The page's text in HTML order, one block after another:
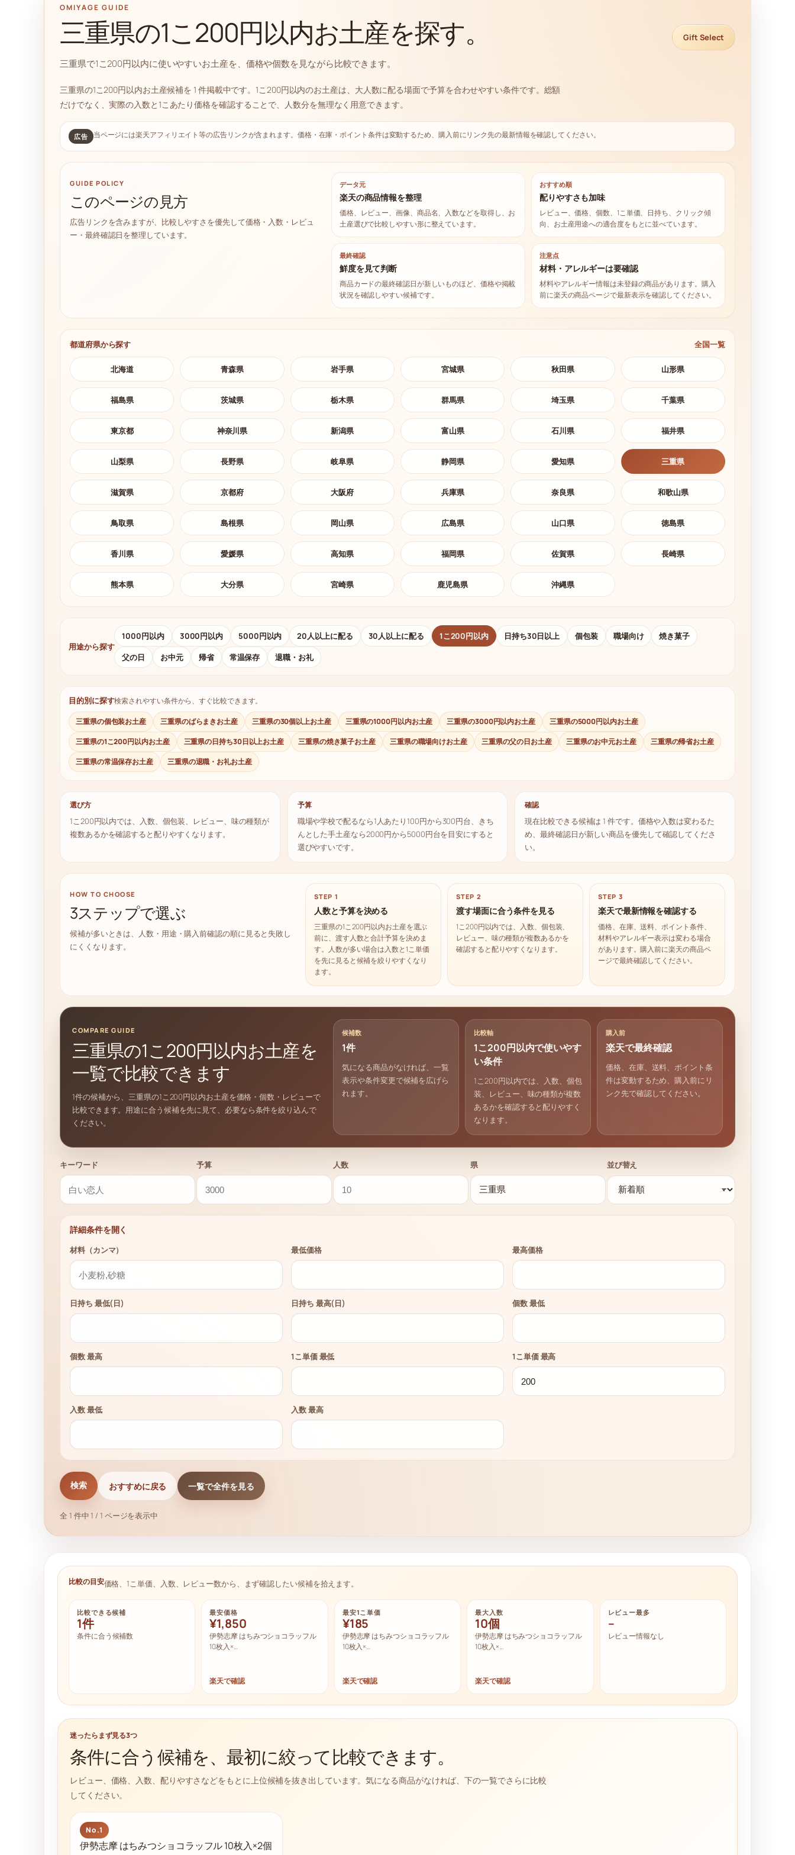
OMIYAGE GUIDE
三重県の1こ200円以内お土産を探す。
三重県で1こ200円以内に使いやすいお土産を、価格や個数を見ながら比較できます。
Gift Select
三重県の1こ200円以内お土産候補を 1 件掲載中です。1こ200円以内のお土産は、大人数に配る場面で予算を合わせやすい条件です。総額
だけでなく、実際の入数と1こあたり価格を確認することで、人数分を無理なく用意できます。
広告 当ページには楽天アフィリエイト等の広告リンクが含まれます。価格・在庫・ポイント条件は変動するため、購入前にリンク先の最新情報を確認してください。
GUIDE POLICY
このページの見方
広告リンクを含みますが、比較しやすさを優先して価格・入数・レビュ
ー・最終確認日を整理しています。
データ元
楽天の商品情報を整理
価格、レビュー、画像、商品名、入数などを取得し、お
土産選びで比較しやすい形に整えています。
おすすめ順
配りやすさも加味
レビュー、価格、個数、1こ単価、日持ち、クリック傾
向、お土産用途への適合度をもとに並べています。
最終確認
鮮度を見て判断
商品カードの最終確認日が新しいものほど、価格や掲載
状況を確認しやすい候補です。
注意点
材料・アレルギーは要確認
材料やアレルギー情報は未登録の商品があります。購入
前に楽天の商品ページで最新表示を確認してください。
都道府県から探す 全国一覧
北海道 青森県 岩手県 宮城県 秋田県 山形県
福島県 茨城県 栃木県 群馬県 埼玉県 千葉県
東京都 神奈川県 新潟県 富山県 石川県 福井県
山梨県 長野県 岐阜県 静岡県 愛知県 三重県
滋賀県 京都府 大阪府 兵庫県 奈良県 和歌山県
鳥取県 島根県 岡山県 広島県 山口県 徳島県
香川県 愛媛県 高知県 福岡県 佐賀県 長崎県
熊本県 大分県 宮崎県 鹿児島県 沖縄県
用途から探す
1000円以内 3000円以内 5000円以内 20人以上に配る 30人以上に配る 1こ200円以内 日持ち30日以上 個包装 職場向け
焼き菓子
父の日
お中元 帰省 常温保存 退職・お礼
目的別に探す検索されやすい条件から、すぐ比較できます。
三重県の個包装お土産 三重県のばらまきお土産 三重県の30個以上お土産 三重県の1000円以内お土産 三重県の3000円以内お土産
三重県の5000円以内お土産
三重県の1こ200円以内お土産
三重県の日持ち30日以上お土産 三重県の焼き菓子お土産 三重県の職場向けお土産 三重県の父の日お土産 三重県のお中元お土産
三重県の帰省お土産
三重県の常温保存お土産
三重県の退職・お礼お土産
選び方
1こ200円以内では、入数、個包装、レビュー、味の種類が
複数あるかを確認すると配りやすくなります。
予算
職場や学校で配るなら1人あたり100円から300円台、きち
んとした手土産なら2000円から5000円台を目安にすると
選びやすいです。
確認
現在比較できる候補は 1 件です。価格や入数は変わるた
め、最終確認日が新しい商品を優先して確認してくださ
い。
HOW TO CHOOSE
3ステップで選ぶ
候補が多いときは、人数・用途・購入前確認の順に見ると失敗し
にくくなります。
STEP 1
人数と予算を決める
三重県の1こ200円以内お土産を選ぶ
前に、渡す人数と合計予算を決めま
す。人数が多い場合は入数と1こ単価
を先に見ると候補を絞りやすくなり
ます。
STEP 2
渡す場面に合う条件を見る
1こ200円以内では、入数、個包装、
レビュー、味の種類が複数あるかを
確認すると配りやすくなります。
STEP 3
楽天で最新情報を確認する
価格、在庫、送料、ポイント条件、
材料やアレルギー表示は変わる場合
があります。購入前に楽天の商品ペ
ージで最終確認してください。
COMPARE GUIDE
三重県の1こ200円以内お土産を
一覧で比較できます
1件の候補から、三重県の1こ200円以内お土産を価格・個数・レビューで
比較できます。用途に合う候補を先に見て、必要なら条件を絞り込んで
ください。
候補数
1件
気になる商品がなければ、一覧
表示や条件変更で候補を広げら
れます。
比較軸
1こ200円以内で使いやす
い条件
1こ200円以内では、入数、個包
装、レビュー、味の種類が複数
あるかを確認すると配りやすく
なります。
購入前
楽天で最終確認
価格、在庫、送料、ポイント条
件は変動するため、購入前にリ
ンク先で確認してください。
キーワード 予算 人数 県 並び替え
詳細条件を開く
材料（カンマ） 最低価格 最高価格
日持ち 最低(日) 日持ち 最高(日) 個数 最低
個数 最高 1こ単価 最低 1こ単価 最高
入数 最低 入数 最高
検索 おすすめに戻る 一覧で全件を見る
全 1 件中 1 / 1 ページを表示中
比較の目安価格、1こ単価、入数、レビュー数から、まず確認したい候補を拾えます。
比較できる候補
1件
条件に合う候補数
最安価格
¥1,850
伊勢志摩 はちみつショコラッフル
10枚入×…
楽天で確認
最安1こ単価
¥185
伊勢志摩 はちみつショコラッフル
10枚入×…
楽天で確認
最大入数
10個
伊勢志摩 はちみつショコラッフル
10枚入×…
楽天で確認
レビュー最多
–
レビュー情報なし
迷ったらまず見る3つ
条件に合う候補を、最初に絞って比較できます。
レビュー、価格、入数、配りやすさなどをもとに上位候補を抜き出しています。気になる商品がなければ、下の一覧でさらに比較
してください。
No.1
伊勢志摩 はちみつショコラッフル 10枚入×2個